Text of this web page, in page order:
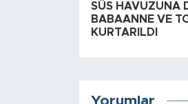
SÜS HAVUZUNA
BABAANNE VE
KURTARILDI
Yorumlar